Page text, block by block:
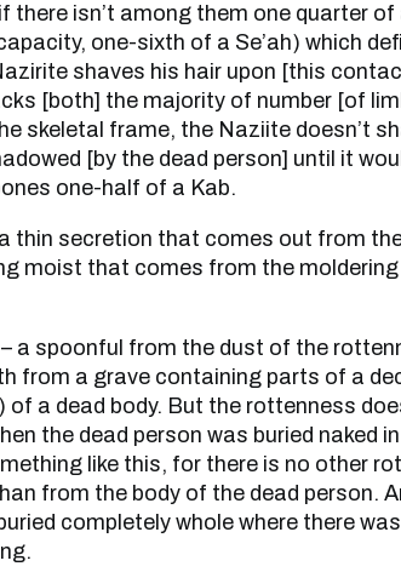
there isn’t among them one quarter of
one-sixth of a Se’ah) which
shaves his hair upon [this
[both] the majority of number [of
skeletal frame, the Naziite doesn’t
[by the dead person] until it
one-half of a Kab.
moist that comes from the
from a grave containing parts of a
of a dead body. But the rottenness
the dead person was buried naked
like this, for there is no other
from the body of the dead person.
completely whole where there